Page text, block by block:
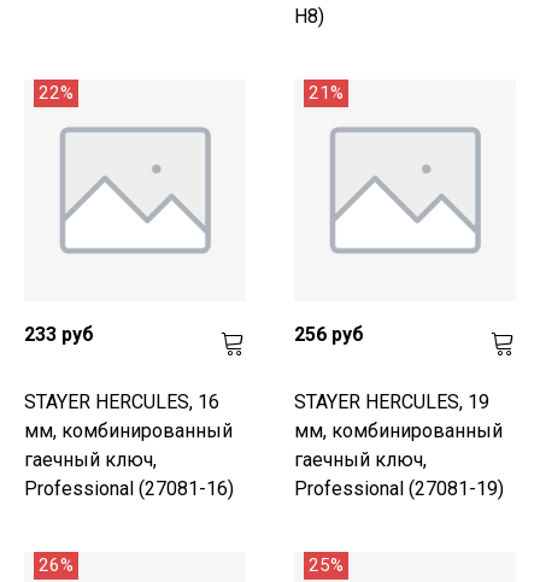
H8)
22%
233 руб
STAYER HERCULES, 16
мм, комбинированный
гаечный ключ,
Professional (27081-16)
21%
256 руб
STAYER HERCULES, 19
мм, комбинированный
гаечный ключ,
Professional (27081-19)
26% 25%